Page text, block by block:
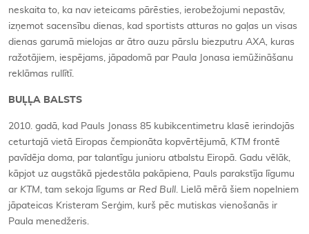
neskaita to, ka nav ieteicams pārēsties, ierobežojumi nepastāv,
izņemot sacensību dienas, kad sportists atturas no gaļas un visas
dienas garumā mielojas ar ātro auzu pārslu biezputru AXA, kuras
ražotājiem, iespējams, jāpadomā par Paula Jonasa iemūžināšanu
reklāmas rullītī.
BUĻĻA BALSTS
2010. gadā, kad Pauls Jonass 85 kubikcentimetru klasē ierindojās
ceturtajā vietā Eiropas čempionāta kopvērtējumā, KTM frontē
pavīdēja doma, par talantīgu junioru atbalstu Eiropā. Gadu vēlāk,
kāpjot uz augstākā pjedestāla pakāpiena, Pauls parakstīja līgumu
ar KTM, tam sekoja līgums ar Red Bull. Lielā mērā šiem nopelniem
jāpateicas Kristeram Serģim, kurš pēc mutiskas vienošanās ir
Paula menedžeris.